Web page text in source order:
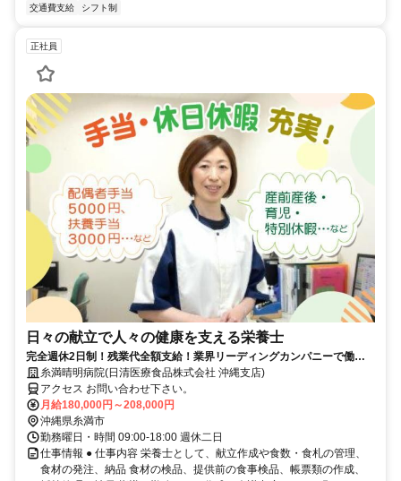
交通費支給 シフト制
正社員
日々の献立で人々の健康を支える栄養士
完全週休2日制！残業代全額支給！業界リーディングカンパニーで働き
ませんか？！
糸満晴明病院(日清医療食品株式会社 沖縄支店)
アクセス お問い合わせ下さい。
月給180,000円～208,000円
沖縄県糸満市
勤務曜日・時間 09:00-18:00 週休二日
仕事情報 ● 仕事内容 栄養士として、献立作成や食数・食札の管理、
食材の発注、納品 食材の検品、提供前の食事検品、帳票類の作成、